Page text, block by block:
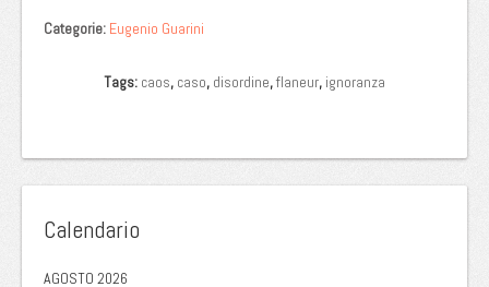
Categorie: Eugenio Guarini
Tags: caos, caso, disordine,flaneur, ignoranza
Calendario
AGOSTO 2026